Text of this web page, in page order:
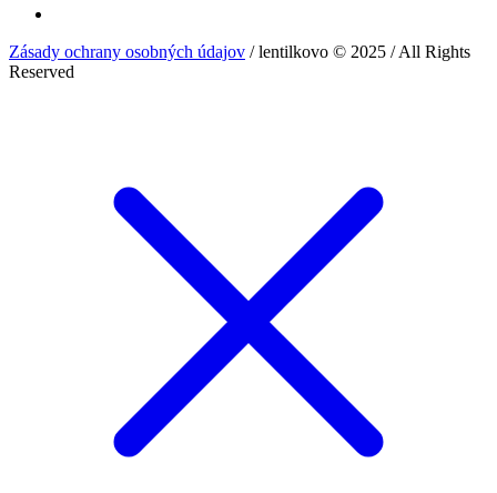
Zásady ochrany osobných údajov / lentilkovo © 2025 / All Rights
Reserved